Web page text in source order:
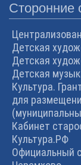
Сторонние
Детская
Детская
Детская
Культура.
для
Кабинет
Культура.РФ
Официальный